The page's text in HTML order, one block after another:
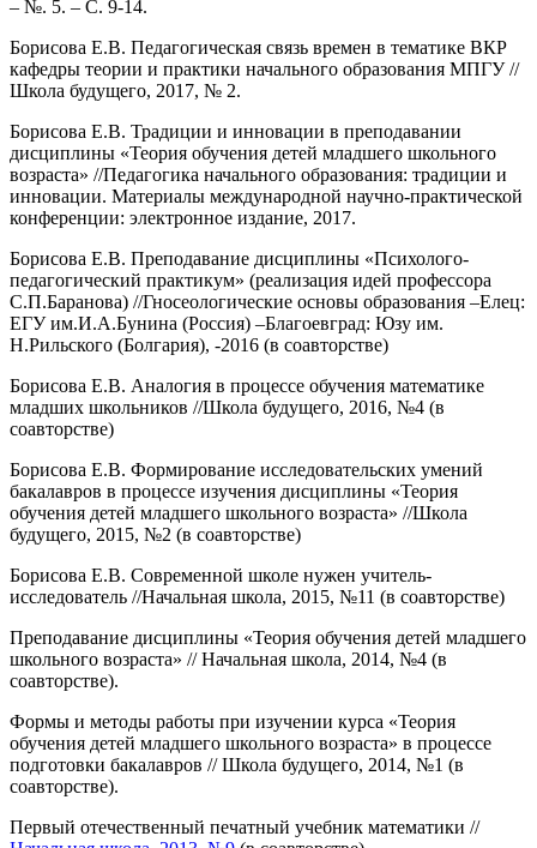
– №. 5. – С. 9-14.
Борисова Е.В. Педагогическая связь времен в тематике ВКР
кафедры теории и практики начального образования МПГУ //
Школа будущего, 2017, № 2.
Борисова Е.В. Традиции и инновации в преподавании
дисциплины «Теория обучения детей младшего школьного
возраста» //Педагогика начального образования: традиции и
инновации. Материалы международной научно-практической
конференции: электронное издание, 2017.
Борисова Е.В. Преподавание дисциплины «Психолого-
педагогический практикум» (реализация идей профессора
С.П.Баранова) //Гносеологические основы образования –Елец:
ЕГУ им.И.А.Бунина (Россия) –Благоевград: Юзу им.
Н.Рильского (Болгария), -2016 (в соавторстве)
Борисова Е.В. Аналогия в процессе обучения математике
младших школьников //Школа будущего, 2016, №4 (в
соавторстве)
Борисова Е.В. Формирование исследовательских умений
бакалавров в процессе изучения дисциплины «Теория
обучения детей младшего школьного возраста» //Школа
будущего, 2015, №2 (в соавторстве)
Борисова Е.В. Современной школе нужен учитель-
исследователь //Начальная школа, 2015, №11 (в соавторстве)
Преподавание дисциплины «Теория обучения детей младшего
школьного возраста» // Начальная школа, 2014, №4 (в
соавторстве).
Формы и методы работы при изучении курса «Теория
обучения детей младшего школьного возраста» в процессе
подготовки бакалавров // Школа будущего, 2014, №1 (в
соавторстве).
Первый отечественный печатный учебник математики //